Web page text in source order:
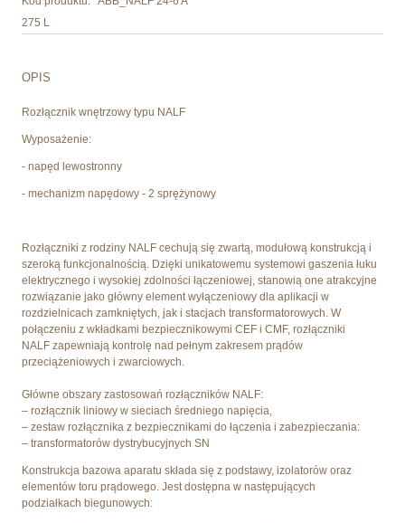
275 L
OPIS
Rozłącznik wnętrzowy typu NALF
Wyposażenie:
- napęd lewostronny
- mechanizm napędowy - 2 sprężynowy
Rozłączniki z rodziny NALF cechują się zwartą, modułową konstrukcją i
szeroką funkcjonalnością. Dzięki unikatowemu systemowi gaszenia łuku
elektrycznego i wysokiej zdolności łączeniowej, stanowią one atrakcyjne
rozwiązanie jako główny element wyłączeniowy dla aplikacji w
rozdzielnicach zamkniętych, jak i stacjach transformatorowych. W
połączeniu z wkładkami bezpiecznikowymi CEF i CMF, rozłączniki
NALF zapewniają kontrolę nad pełnym zakresem prądów
przeciążeniowych i zwarciowych.
Główne obszary zastosowań rozłączników NALF:
– rozłącznik liniowy w sieciach średniego napięcia,
– zestaw rozłącznika z bezpiecznikami do łączenia i zabezpieczania:
– transformatorów dystrybucyjnych SN
Konstrukcja bazowa aparatu składa się z podstawy, izolatorów oraz
elementów toru prądowego. Jest dostępna w następujących
podziałkach biegunowych: